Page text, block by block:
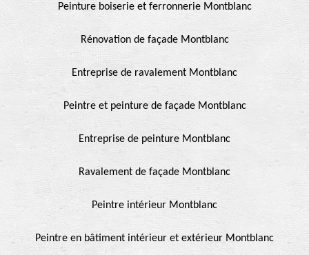
Peinture boiserie et ferronnerie Montblanc
Rénovation de façade Montblanc
Entreprise de ravalement Montblanc
Peintre et peinture de façade Montblanc
Entreprise de peinture Montblanc
Ravalement de façade Montblanc
Peintre intérieur Montblanc
Peintre en bâtiment intérieur et extérieur Montblanc